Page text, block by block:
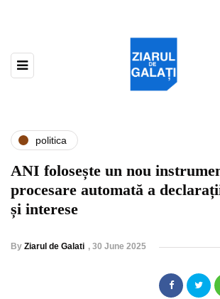
politica
ANI folosește un nou
procesare automată a
și interese
By Ziarul de Galati , 30 June 2025